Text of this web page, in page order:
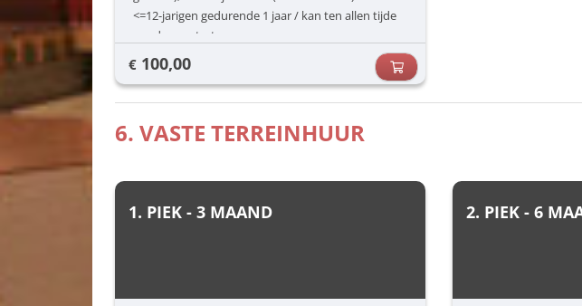
<=12-jarigen gedurende 1 jaar / kan ten allen tijde
worden gestart
€ 100,00
6. VASTE TERREINHUUR
1. PIEK - 3 MAAND 2. PIEK - 6